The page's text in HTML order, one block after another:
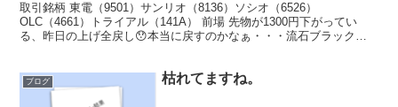
取引銘柄 東電（9501）サンリオ（8136）ソシオ（6526）
OLC（4661）トライアル（141A） 前場 先物が1300円下がってい
る、昨日の上げ全戻し😯本当に戻すのかなぁ・・・流石ブラックフ
ブログ 枯れてますね。